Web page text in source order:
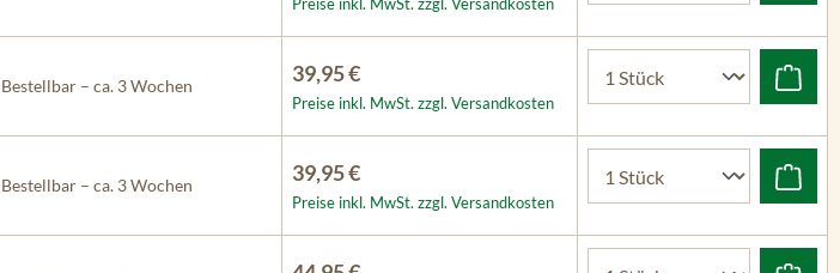
Bestellbar – ca. 3 Wochen 39,95 €
Preise inkl. MwSt. zzgl. Versandkosten
Bestellbar – ca. 3 Wochen 39,95 €
Preise inkl. MwSt. zzgl. Versandkosten